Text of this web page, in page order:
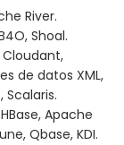
River.
Shoal.
de datos XML,
Scalaris.
Apache
Qbase, KDI.